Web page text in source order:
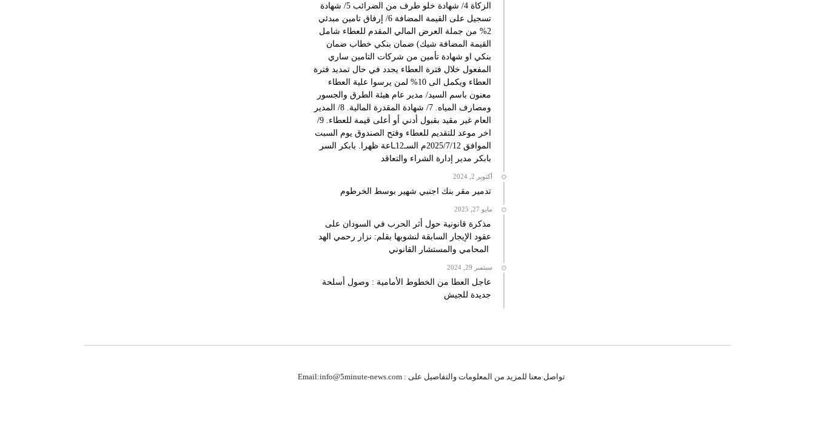
الزكاة 4/ شهادة خلو طرف من الضرائب 5/ شهادة
تسجيل على القيمة المضافة 6/ إرفاق تامين مبدئي
2% من جملة العرض المالي المقدم للعطاء شامل
القيمة المضافة شيك) ضمان بنكي خطاب ضمان
بنكي او شهادة تأمين من شركات التامين ساري
المفعول خلال فترة العطاء يجدد في حال تمديد فترة
العطاء ويكمل الى 10% لمن يرسوا علية العطاء
معنون باسم السيد/ مدير عام هيئة الطرق والجسور
ومصارف المياه. 7/ شهادة المقدرة المالية. 8/ المدير
العام غير مقيد بقبول أدني أو أعلى قيمة للعطاء. 9/
اخر موعد للتقديم للعطاء وفتح الصندوق يوم السبت
الموافق 2025/7/12م السـ12ـاعة ظهرا. بابكر السر
بابكر مدير إدارة الشراء والتعاقد
أكتوبر 2, 2024
تدمير مقر بنك اجنبي شهير بوسط الخرطوم
مايو 27, 2025
مذكرة قانونية حول أثر الحرب في السودان على
عقود الإيجار السابقة لنشوبها بقلم: نزار رحمي الهد
المحامي والمستشار القانوني
سبتمبر 29, 2024
عاجل العطا من الخطوط الأمامية : وصول أسلحة
جديدة للجيش
تواصل معنا للمزيد من المعلومات والتفاصيل على : Email:info@5minute-news.com